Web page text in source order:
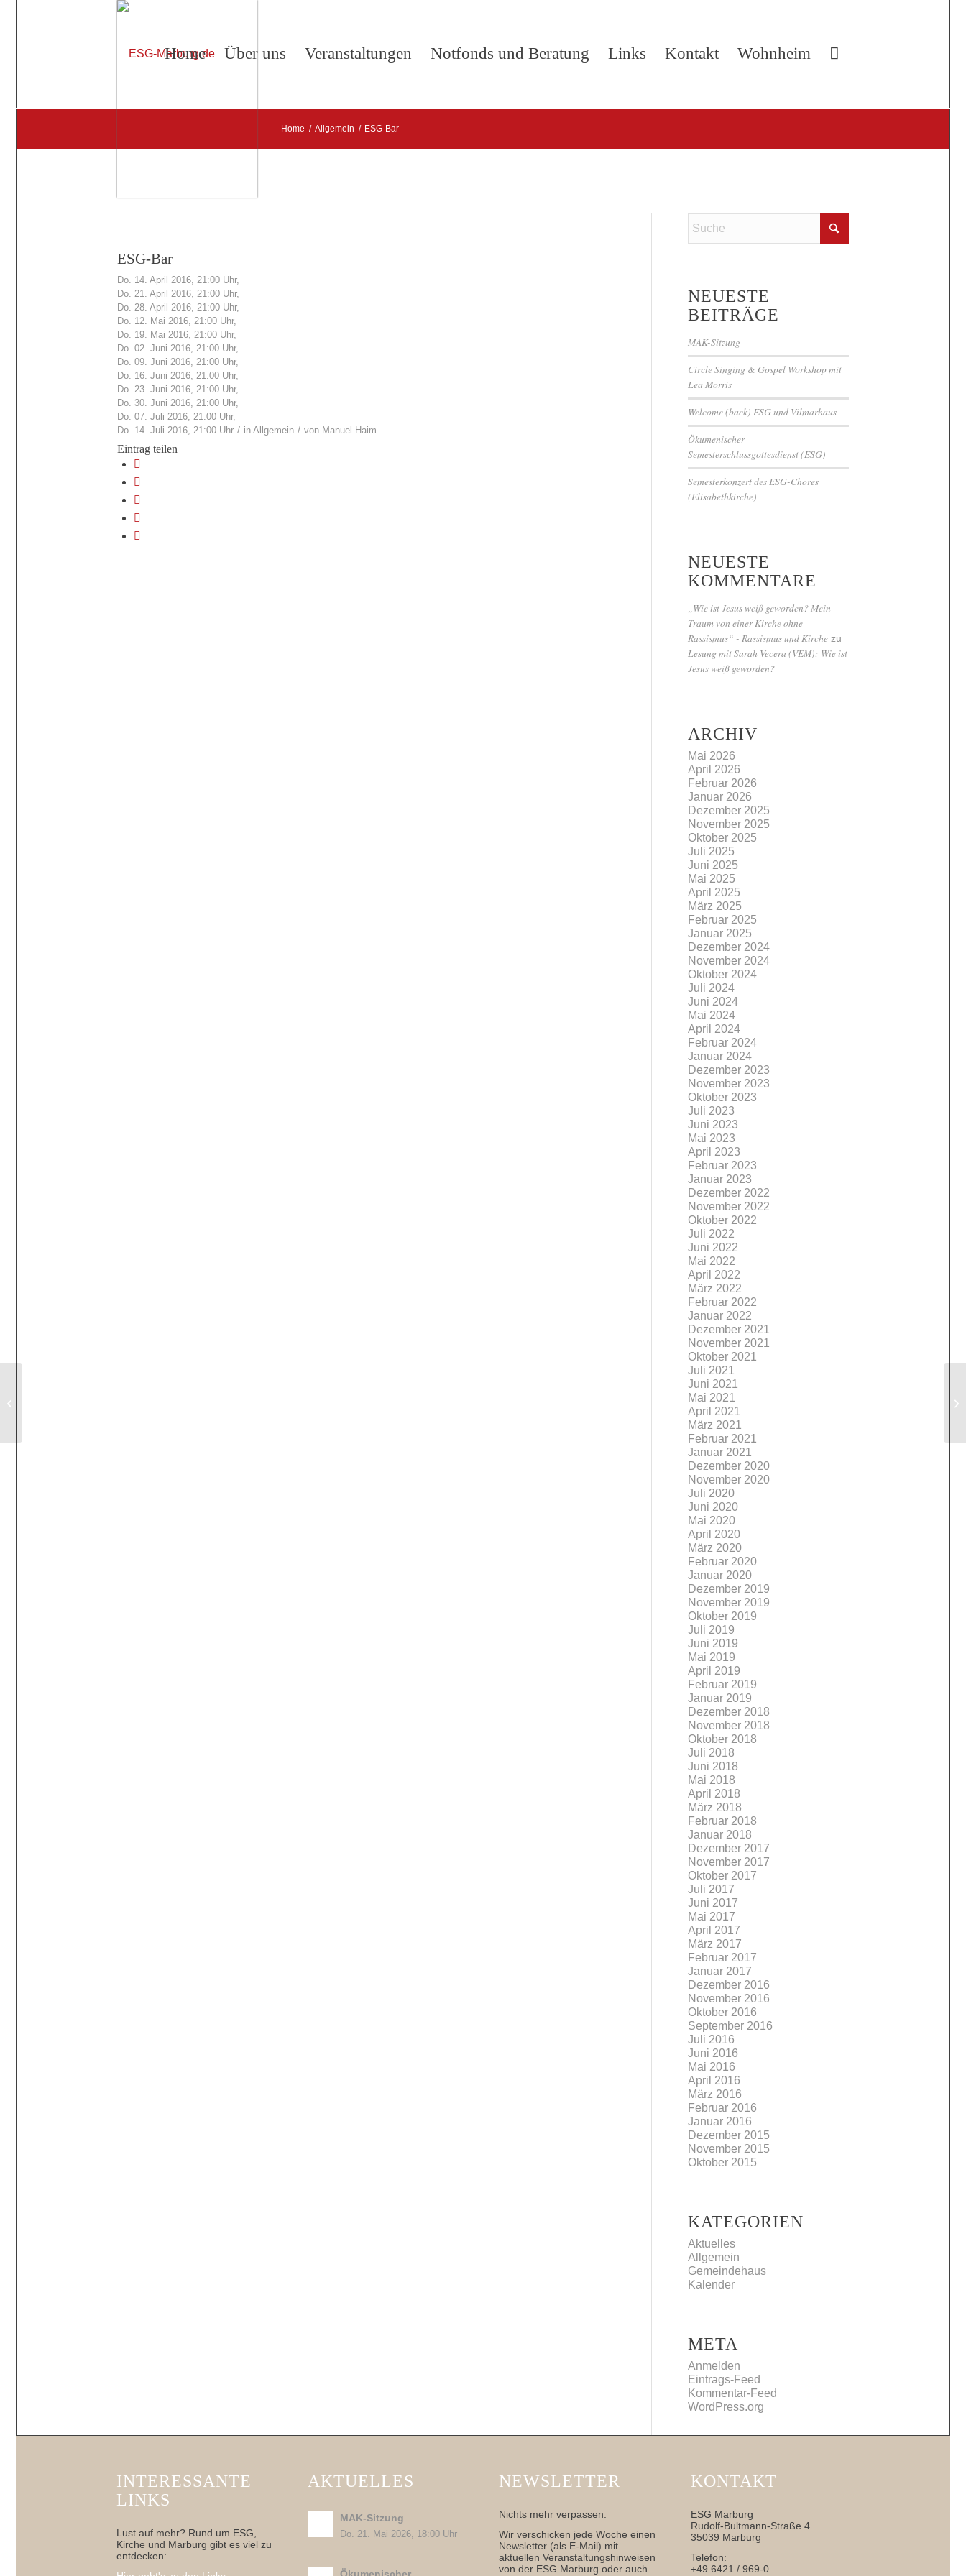
Home Über uns Veranstaltungen Notfonds und Beratung Links Kontakt Wohnheim
Home / Allgemein / ESG-Bar
ESG-Bar
Do. 14. April 2016, 21:00 Uhr,
Do. 21. April 2016, 21:00 Uhr,
Do. 28. April 2016, 21:00 Uhr,
Do. 12. Mai 2016, 21:00 Uhr,
Do. 19. Mai 2016, 21:00 Uhr,
Do. 02. Juni 2016, 21:00 Uhr,
Do. 09. Juni 2016, 21:00 Uhr,
Do. 16. Juni 2016, 21:00 Uhr,
Do. 23. Juni 2016, 21:00 Uhr,
Do. 30. Juni 2016, 21:00 Uhr,
Do. 07. Juli 2016, 21:00 Uhr,
Do. 14. Juli 2016, 21:00 Uhr / in Allgemein / von Manuel Haim
Eintrag teilen
NEUESTE
BEITRÄGE
MAK-Sitzung
Circle Singing & Gospel Workshop mit
Lea Morris
Welcome (back) ESG und Vilmarhaus
Ökumenischer
Semesterschlussgottesdienst (ESG)
Semesterkonzert des ESG-Chores
(Elisabethkirche)
NEUESTE
KOMMENTARE
„Wie ist Jesus weiß geworden? Mein
Traum von einer Kirche ohne
Rassismus“ - Rassismus und Kirche zu
Lesung mit Sarah Vecera (VEM): Wie ist
Jesus weiß geworden?
ARCHIV
Mai 2026
April 2026
Februar 2026
Januar 2026
Dezember 2025
November 2025
Oktober 2025
Juli 2025
Juni 2025
Mai 2025
April 2025
März 2025
Februar 2025
Januar 2025
Dezember 2024
November 2024
Oktober 2024
Juli 2024
Juni 2024
Mai 2024
April 2024
Februar 2024
Januar 2024
Dezember 2023
November 2023
Oktober 2023
Juli 2023
Juni 2023
Mai 2023
April 2023
Februar 2023
Januar 2023
Dezember 2022
November 2022
Oktober 2022
Juli 2022
Juni 2022
Mai 2022
April 2022
März 2022
Februar 2022
Januar 2022
Dezember 2021
November 2021
Oktober 2021
Juli 2021
Juni 2021
Mai 2021
April 2021
März 2021
Februar 2021
Januar 2021
Dezember 2020
November 2020
Juli 2020
Juni 2020
Mai 2020
April 2020
März 2020
Februar 2020
Januar 2020
Dezember 2019
November 2019
Oktober 2019
Juli 2019
Juni 2019
Mai 2019
April 2019
Februar 2019
Januar 2019
Dezember 2018
November 2018
Oktober 2018
Juli 2018
Juni 2018
Mai 2018
April 2018
März 2018
Februar 2018
Januar 2018
Dezember 2017
November 2017
Oktober 2017
Juli 2017
Juni 2017
Mai 2017
April 2017
März 2017
Februar 2017
Januar 2017
Dezember 2016
November 2016
Oktober 2016
September 2016
Juli 2016
Juni 2016
Mai 2016
April 2016
März 2016
Februar 2016
Januar 2016
Dezember 2015
November 2015
Oktober 2015
KATEGORIEN
Aktuelles
Allgemein
Gemeindehaus
Kalender
META
Anmelden
Eintrags-Feed
Kommentar-Feed
WordPress.org
INTERESSANTE
LINKS
Lust auf mehr? Rund um ESG,
Kirche und Marburg gibt es viel zu
entdecken:
AKTUELLES
MAK-Sitzung
Do. 21. Mai 2026, 18:00 Uhr
NEWSLETTER
Nichts mehr verpassen:
Wir verschicken jede Woche einen
Newsletter (als E-Mail) mit
aktuellen Veranstaltungshinweisen
von der ESG Marburg oder auch
KONTAKT
ESG Marburg
Rudolf-Bultmann-Straße 4
35039 Marburg
Telefon:
+49 6421 / 969-0